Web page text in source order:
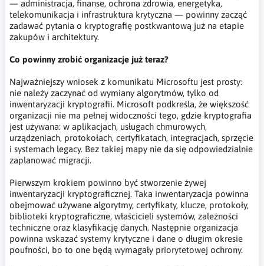
— administracja, finanse, ochrona zdrowia, energetyka,
telekomunikacja i infrastruktura krytyczna — powinny zacząć
zadawać pytania o kryptografię postkwantową już na etapie
zakupów i architektury.
Co powinny zrobić organizacje już teraz?
Najważniejszy wniosek z komunikatu Microsoftu jest prosty:
nie należy zaczynać od wymiany algorytmów, tylko od
inwentaryzacji kryptografii. Microsoft podkreśla, że większość
organizacji nie ma pełnej widoczności tego, gdzie kryptografia
jest używana: w aplikacjach, usługach chmurowych,
urządzeniach, protokołach, certyfikatach, integracjach, sprzęcie
i systemach legacy. Bez takiej mapy nie da się odpowiedzialnie
zaplanować migracji.
Pierwszym krokiem powinno być stworzenie żywej
inwentaryzacji kryptograficznej. Taka inwentaryzacja powinna
obejmować używane algorytmy, certyfikaty, klucze, protokoły,
biblioteki kryptograficzne, właścicieli systemów, zależności
techniczne oraz klasyfikację danych. Następnie organizacja
powinna wskazać systemy krytyczne i dane o długim okresie
poufności, bo to one będą wymagały priorytetowej ochrony.